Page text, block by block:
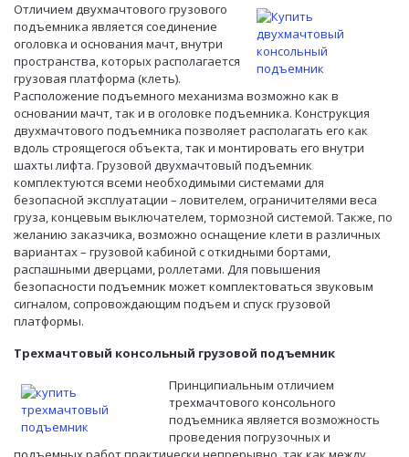
Отличием двухмачтового грузового
подъемника является соединение
оголовка и основания мачт, внутри
пространства, которых располагается
грузовая платформа (клеть).
Расположение подъемного механизма возможно как в
основании мачт, так и в оголовке подъемника. Конструкция
двухмачтового подъемника позволяет располагать его как
вдоль строящегося объекта, так и монтировать его внутри
шахты лифта. Грузовой двухмачтовый подъемник
комплектуются всеми необходимыми системами для
безопасной эксплуатации – ловителем, ограничителями веса
груза, концевым выключателем, тормозной системой. Также, по
желанию заказчика, возможно оснащение клети в различных
вариантах – грузовой кабиной с откидными бортами,
распашными дверцами, роллетами. Для повышения
безопасности подъемник может комплектоваться звуковым
сигналом, сопровождающим подъем и спуск грузовой
платформы.
Трехмачтовый консольный грузовой подъемник
Принципиальным отличием
трехмачтового консольного
подъемника является возможность
проведения погрузочных и